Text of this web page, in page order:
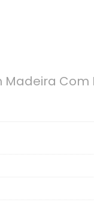
Madeira Com